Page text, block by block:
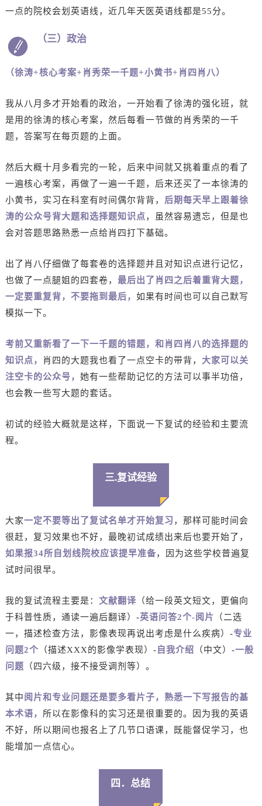
一点的院校会划英语线，近几年天医英语线都是55分。
（三）政治
（徐涛+核心考案+肖秀荣一千题+小黄书+肖四肖八）
我从八月多才开始看的政治，一开始看了徐涛的强化班，就
是用的徐涛的核心考案，然后每看一节做的肖秀荣的一千
题，答案写在每页题的上面。
然后大概十月多看完的一轮，后来中间就又挑着重点的看了
一遍核心考案，再做了一遍一千题，后来还买了一本徐涛的
小黄书，实习在科室有时间偶尔背背， 后期每天早上跟着徐
涛的公众号背大题和选择题知识点，虽然容易遗忘，但是也
会对答题思路熟悉一点给肖四打下基础。
出了肖八仔细做了每套卷的选择题并且对知识点进行记忆，
也做了一点腿姐的四套卷， 最后出了肖四之后着重背大题，
一定要重复背，不要拖到最后， 如果有时间也可以自己默写
模拟一下。
考前又重新看了一下一千题的错题，和肖四肖八的选择题的
知识点，
肖四的大题我也看了一点空卡的带背， 大家可以关
注空卡的公众号， 她有一些帮助记忆的方法可以事半功倍，
也会教一些写大题的套话。
初试的经验大概就是这样，下面说一下复试的经验和主要流
程。
三.复试经验
大家一定不要等出了复试名单才开始复习 ，那样可能时间会
很赶，复习效果也不好，最晚初试成绩出来后也要开始了，
如果报34所自划线院校应该提早准备，因为这些学校普遍复
试时间很早。
我的复试流程主要是： 文献翻译 （给一段英文短文，更偏向
于科普性质，通读一遍后翻译）-英语问答2个-阅片
（二选
一，描述检查方法，影像表现再说出考虑是什么疾病）-专业
问题2个 （描述XXX的影像学表现）- 自我介绍 （中文）-一般
问题 （四六级，接不接受调剂等）。
其中阅片和专业问题还是要多看片子，熟悉一下写报告的基
本术语， 所以在影像科的实习还是很重要的。因为我的英语
不好，所以期间也报名上了几节口语课，既能督促学习，也
能增加一点信心。
四．总结